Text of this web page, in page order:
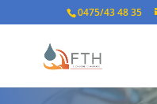
0475/43 48 35